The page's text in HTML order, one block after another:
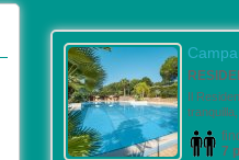
Il
7